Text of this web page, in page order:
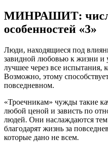
МИНРАШИТ:
особенностей «3»
Люди, находящиеся под
завидной любовью к жизни и
лучшее через все испытания,
Возможно, этому
повседневном.
«Троечникам» чужды такие
любой ценой и зависть по
людей. Они наслаждаются
благодарят жизнь за
которые дано не всем.